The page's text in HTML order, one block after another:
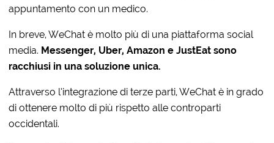
appuntamento con un medico.
In breve, WeChat è molto più di una piattaforma social
media. Messenger, Uber, Amazon e JustEat sono
racchiusi in una soluzione unica.
Attraverso l’integrazione di terze parti, WeChat è in grado
di ottenere molto di più rispetto alle controparti
occidentali.